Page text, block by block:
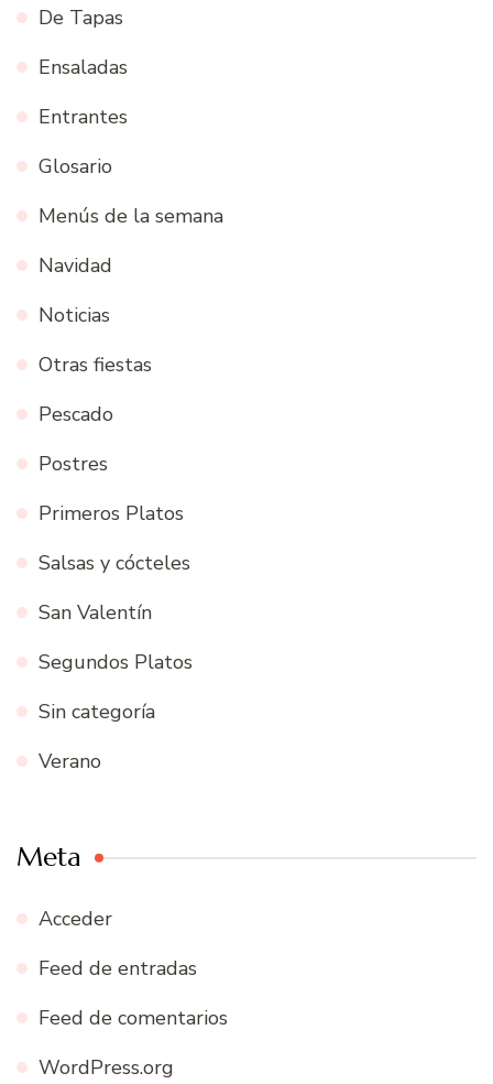
De Tapas
Ensaladas
Entrantes
Glosario
Menús de la semana
Navidad
Noticias
Otras fiestas
Pescado
Postres
Primeros Platos
Salsas y cócteles
San Valentín
Segundos Platos
Sin categoría
Verano
Meta
Acceder
Feed de entradas
Feed de comentarios
WordPress.org